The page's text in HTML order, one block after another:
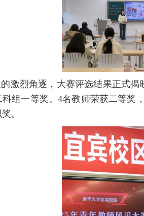
激烈角逐，大赛评选结果正式
组一等奖。4名教师荣获二等奖
。